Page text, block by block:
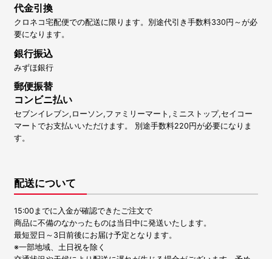
代金引換
クロネコ宅配便での配送に限ります。別途代引き手数料330円～が必
要になります。
銀行振込
みずほ銀行
郵便振替
コンビニ払い
セブンイレブン,ローソン,ファミリーマート,ミニストップ,セイコー
マートでお支払いいただけます。 別途手数料220円が必要になりま
す。
配送について
15:00までに入金が確認できたご注文で
商品に不備のなかったものは当日中に発送いたします。
最短翌日～3日前後にお届け予定となります。
※一部地域、土日祝を除く